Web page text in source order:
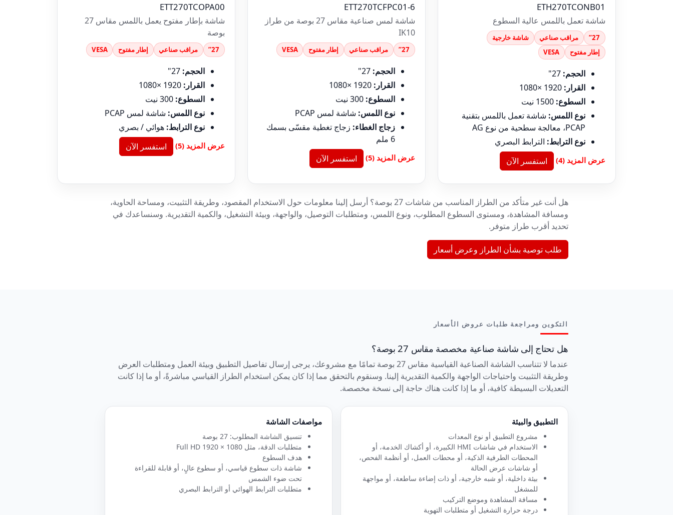
ETH270TCONB01
شاشة تعمل باللمس عالية السطوع
27” مراقب صناعي
شاشة خارجية
إطار مفتوح
VESA
الحجم:
القرار:
السطوع:
نوع اللمس: شاشة تعمل باللمس بتقنية
PCAP، معالجة سطحية من نوع AG
نوع الترابط: الترابط البصري
عرض المزيد (4) استفسر الآن
ETT270TCFPC01-6
شاشة لمس صناعية مقاس 27 بوصة من طراز
IK10
27” مراقب صناعي إطار مفتوح VESA
الحجم:
القرار:
السطوع:
نوع اللمس: شاشة لمس PCAP
زجاج الغطاء: زجاج تغطية مقسّى بسمك
6 ملم
عرض المزيد (5) استفسر الآن
ETT270TCOPA00
شاشة بإطار مفتوح يعمل باللمس مقاس 27
بوصة
27” مراقب صناعي إطار مفتوح VESA
الحجم:
القرار:
السطوع:
نوع اللمس: شاشة لمس PCAP
نوع الترابط: هوائي / بصري
عرض المزيد (5) استفسر الآن
هل أنت غير متأكد من الطراز المناسب من شاشات 27 بوصة؟ أرسل إلينا معلومات حول الاستخدام المقصود، وطريقة التثبيت، ومساحة الحاوية،
ومسافة المشاهدة، ومستوى السطوع المطلوب، ونوع اللمس، ومتطلبات التوصيل، والواجهة، وبيئة التشغيل، والكمية التقديرية. وسنساعدك في
تحديد أقرب طراز متوفر.
طلب توصية بشأن الطراز وعرض أسعار
التكوين ومراجعة طلبات عروض الأسعار
هل تحتاج إلى شاشة صناعية مخصصة مقاس 27 بوصة؟
عندما لا تتناسب الشاشة الصناعية القياسية مقاس 27 بوصة تمامًا مع مشروعك، يرجى إرسال تفاصيل التطبيق وبيئة العمل ومتطلبات العرض
وطريقة التثبيت واحتياجات الواجهة والكمية التقديرية إلينا. وسنقوم بالتحقق مما إذا كان يمكن استخدام الطراز القياسي مباشرةً، أو ما إذا كانت
التعديلات البسيطة كافية، أو ما إذا كانت هناك حاجة إلى نسخة مخصصة.
التطبيق والبيئة
مشروع التطبيق أو نوع المعدات
الاستخدام في شاشات HMI الكبيرة، أو أكشاك الخدمة، أو
المحطات الطرفية الذكية، أو محطات العمل، أو أنظمة الفحص،
أو شاشات عرض الحالة
بيئة داخلية، أو شبه خارجية، أو ذات إضاءة ساطعة، أو مواجهة
للمشغل
مسافة المشاهدة وموضع التركيب
درجة حرارة التشغيل أو متطلبات التهوية
مواصفات الشاشة
تنسيق الشاشة المطلوب: 27 بوصة
متطلبات الدقة، مثل Full HD 1920 × 1080
هدف السطوع
شاشة ذات سطوع قياسي، أو سطوع عالٍ، أو قابلة للقراءة
تحت ضوء الشمس
متطلبات الترابط الهوائي أو الترابط البصري